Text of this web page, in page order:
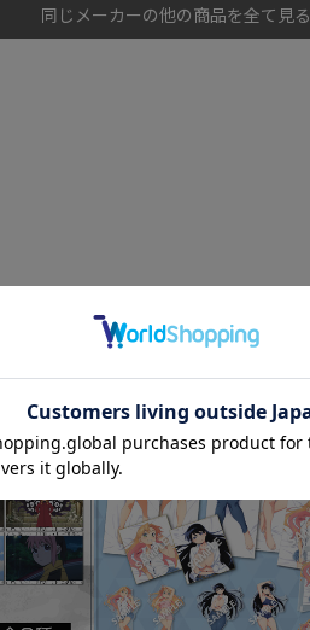
同じメーカーの他の商品を全て見る